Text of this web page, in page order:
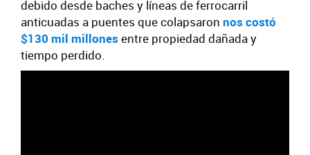
debido desde baches y líneas de ferrocarril
anticuadas a puentes que colapsaron nos costó
$130 mil millones entre propiedad dañada y
tiempo perdido.